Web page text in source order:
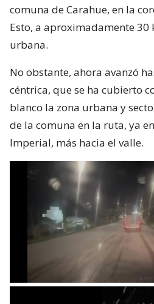
comuna de Carahue, en la
Esto, a aproximadamente 30
urbana.
No obstante, ahora avanzó
céntrica, que se ha cubierto
blanco la zona urbana y
de la comuna en la ruta, ya
Imperial, más hacia el valle.